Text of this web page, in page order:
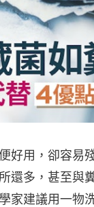
好用，卻容易
還多，甚至與
家建議用一物